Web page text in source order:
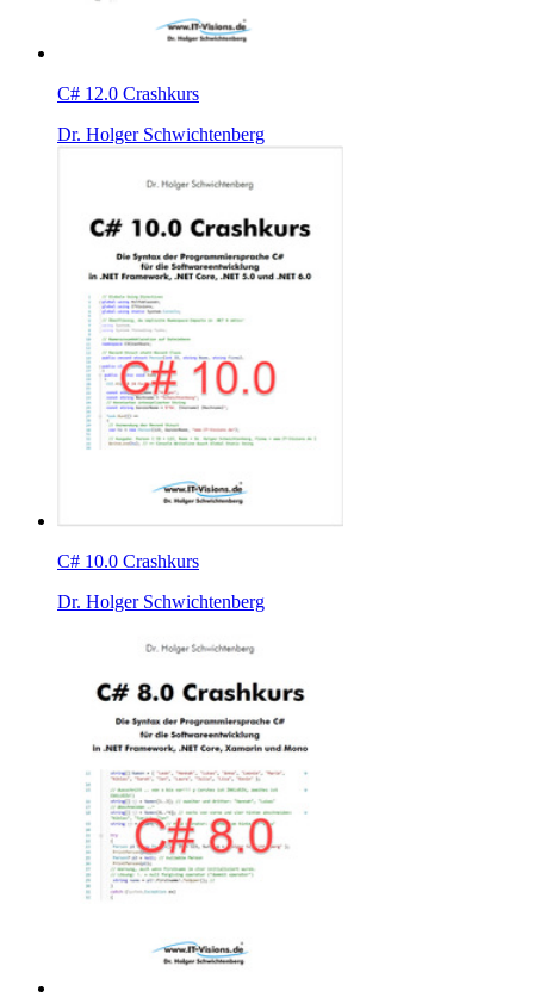
C# 12.0 Crashkurs
Dr. Holger Schwichtenberg
C# 10.0 Crashkurs
Dr. Holger Schwichtenberg